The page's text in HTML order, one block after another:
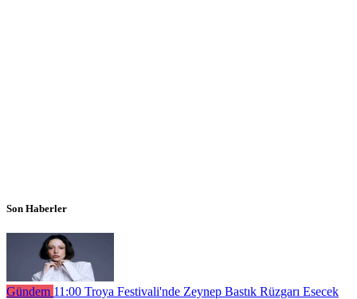
Son Haberler
Gündem 11:00 Troya Festivali'nde Zeynep Bastık Rüzgarı Esecek